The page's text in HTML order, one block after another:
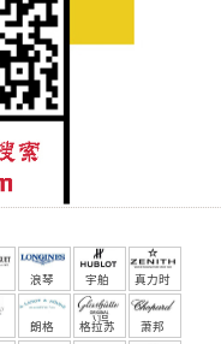
浪琴 宇舶
（恒
真力时
朗格 格拉苏 萧邦